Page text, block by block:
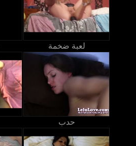
لعبة ضخمة
حدب